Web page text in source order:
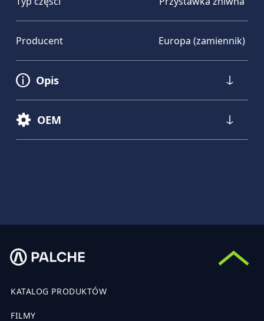
Producent Europa (zamiennik)
Opis
OEM
KATALOG PRODUKTÓW
FILMY